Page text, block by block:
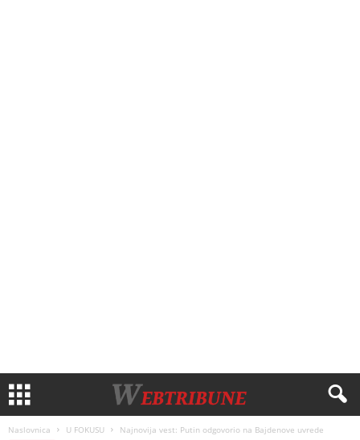
Naslovnica U FOKUSU Najnovija vest: Putin odgovorio na Bajdenove uvrede